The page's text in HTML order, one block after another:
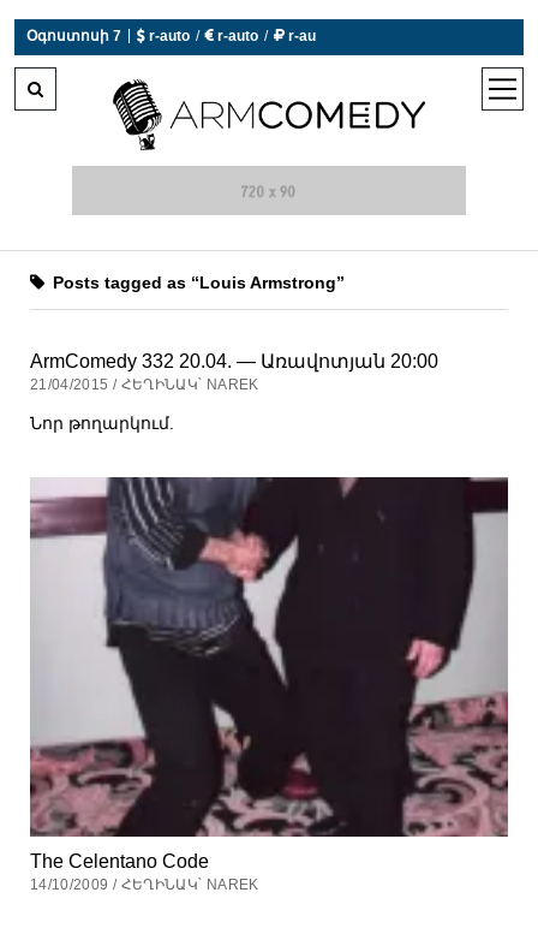
Օգոստոսի 7  r-auto /  r-auto /  r-au
open
Posts tagged as “Louis Armstrong”
ArmComedy 332 20.04. — Առավոտյան 20:00
21/04/2015 / ՀԵՂԻՆԱԿ՝ NAREK
Նոր թողարկում.
The Celentano Code
14/10/2009 / ՀԵՂԻՆԱԿ՝ NAREK